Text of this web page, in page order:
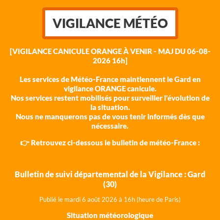
VIGILANCE MÉTÉO
[VIGILANCE CANICULE ORANGE À VENIR - MAJ DU 06-08-
2026 16h]
Les services de Météo-France maintiennent le Gard en
vigilance ORANGE canicule.
Nos services restent mobilisés pour surveiller l'évolution de
la situation.
Nous ne manquerons pas de vous tenir informés dès que
nécessaire.
👉 Retrouvez ci-dessous le bulletin de météo-France :
Bulletin de suivi départemental de la Vigilance : Gard
(30)
Publié le mardi 6 août 2026 à 16h (heure de Paris)
Situation météorologique